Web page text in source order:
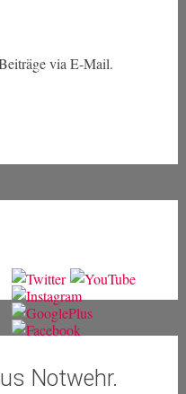
via E-Mail.
Notwehr.